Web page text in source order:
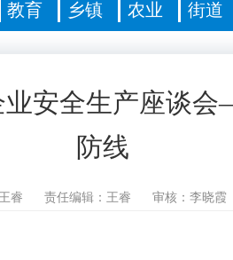
教育 乡镇 农业 街道
业安全生产座谈
防线
睿 责任编辑：王睿 审核：李晓霞